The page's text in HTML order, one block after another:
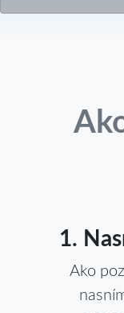
1.
Ako